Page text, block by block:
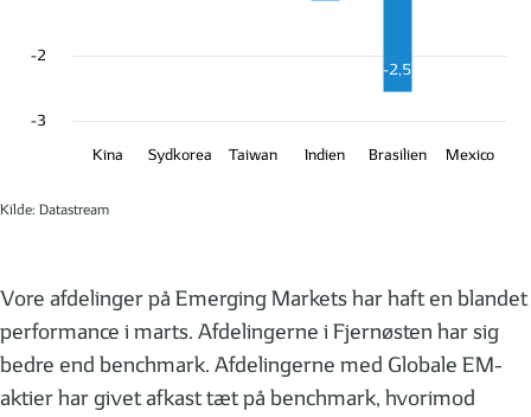
-2,5
Kina Sydkorea Taiwan Indien Brasilien Mexico
-3
-2
Kilde: Datastream
Vore afdelinger på Emerging Markets har haft en blandet
performance i marts. Afdelingerne i Fjernøsten har sig
bedre end benchmark. Afdelingerne med Globale EM-
aktier har givet afkast tæt på benchmark, hvorimod